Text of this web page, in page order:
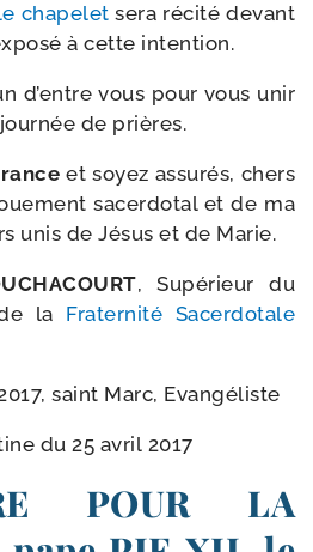
cha­pe­let sera réci­té devant
à cette intention.
d’entre vous pour vous unir
de prières.
et soyez assu­rés, chers
sacer­do­tal et de ma
unis de Jésus et de Marie.
, Supérieur du
la Fraternité Sacerdotale
saint Marc, Evangéliste
du 25 avril 2017
POUR LA